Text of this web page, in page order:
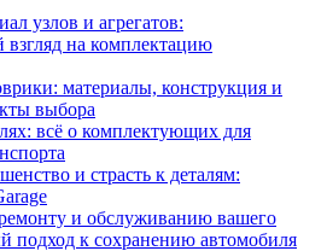
узлов и агрегатов:
на комплектацию
материалы, конструкция и
выбора
всё о комплектующих для
и страсть к деталям:
и обслуживанию вашего
подход к сохранению автомобиля